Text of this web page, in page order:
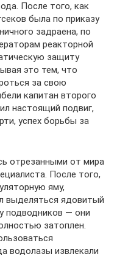
После того, как
была по приказу
задраена, по
реакторной
защиту
это тем, что
за свою
капитан второго
настоящий подвиг,
успех борьбы за
отрезанными от мира
После того,
яму,
выделяться ядовитый
подводников — они
затоплен.
водолазы извлекали